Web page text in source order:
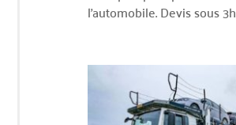
l’automobile. Devis sous